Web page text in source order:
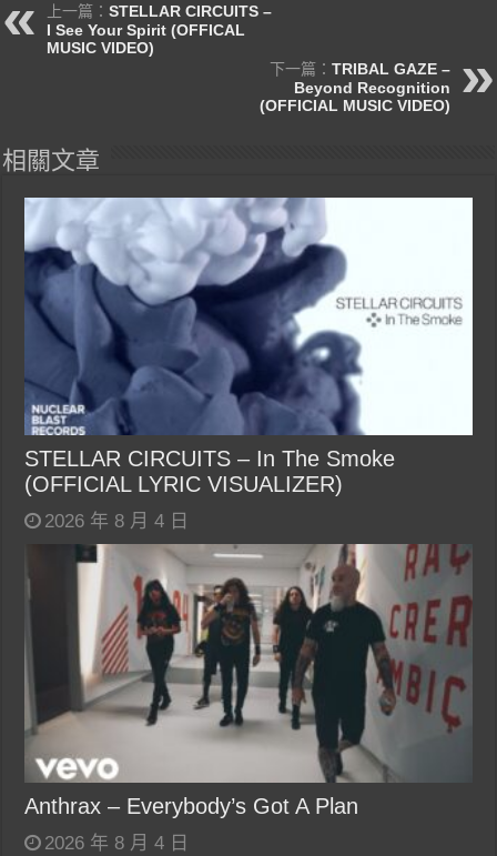
上一篇：STELLAR CIRCUITS –
I See Your Spirit (OFFICAL
MUSIC VIDEO)
下一篇： TRIBAL GAZE –
Beyond Recognition
(OFFICIAL MUSIC VIDEO)
相關文章
STELLAR CIRCUITS – In The Smoke
(OFFICIAL LYRIC VISUALIZER)
2026 年 8 月 4 日
Anthrax – Everybody’s Got A Plan
2026 年 8 月 4 日